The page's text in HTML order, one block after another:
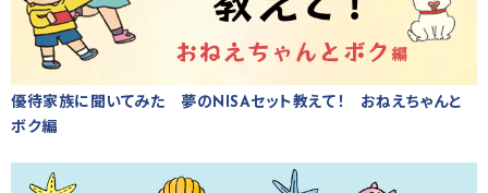
優待家族に聞いてみた 夢のNISAセット教えて！ おねえちゃんと
ボク編